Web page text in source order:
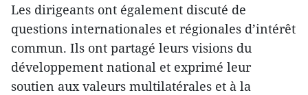
Les dirigeants ont également discuté de
questions internationales et régionales d’intérêt
commun. Ils ont partagé leurs visions du
développement national et exprimé leur
soutien aux valeurs multilatérales et à la